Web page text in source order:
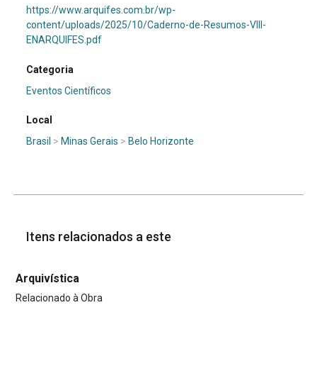
https://www.arquifes.com.br/wp-
content/uploads/2025/10/Caderno-de-Resumos-VIII-
ENARQUIFES.pdf
Categoria
Eventos Científicos
Local
Brasil > Minas Gerais > Belo Horizonte
Itens relacionados a este
Arquivística
Relacionado à Obra